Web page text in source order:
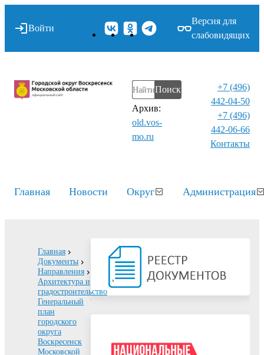
Войти
Версия для
слабовидящих
Поиск
Архив:
old.vos-
mo.ru
+7 (496)
442-04-50
+7 (496)
442-06-66
Контакты⁠
Главная Новости Округ Администрация
Главная
Документы
Направления
Архитектура и
градостроительство
Генеральный
план
городского
округа
Воскресенск
Московской